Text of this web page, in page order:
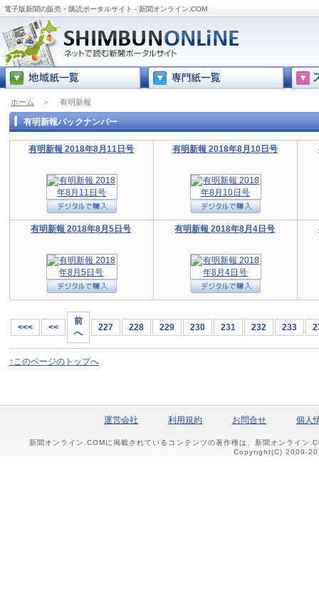
電子版新聞の販売・購読ポータルサイト - 新聞オンライン.COM
ホーム ＞ 有明新報
有明新報バックナンバー
有明新報 2018年8月11日号 有明新報 2018年8月10日号
有明新報 2018年8月5日号 有明新報 2018年8月4日号
<<< <<
前
へ
227 228 229 230 231 232 233
↑このページのトップへ
運営会社 利用規約 お問合せ 個人
新聞オンライン.COMに掲載されているコンテンツの著作権は、新聞オンライン
Copyright(C) 2009-